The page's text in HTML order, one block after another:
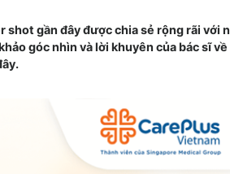
shot gần đây được chia sẻ rộng rãi với
góc nhìn và lời khuyên của bác sĩ